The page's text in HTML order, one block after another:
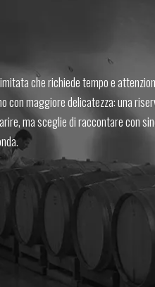
che richiede tempo e
con maggiore delicatezza: una
ma sceglie di raccontare con